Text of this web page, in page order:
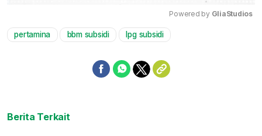
Powered by GliaStudios
pertamina bbm subsidi lpg subsidi
Berita Terkait